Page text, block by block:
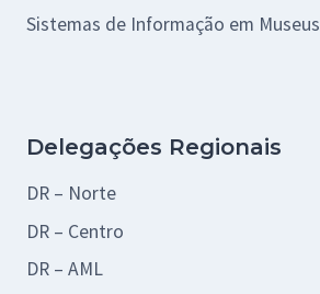
Sistemas de Informação em Museus
Delegações Regionais
DR – Norte
DR – Centro
DR – AML